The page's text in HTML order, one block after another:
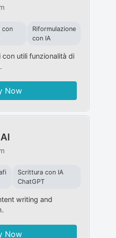
con
Riformulazione
con IA
utili funzionalità di
Now
Scrittura con IA
ChatGPT
writing and
Now